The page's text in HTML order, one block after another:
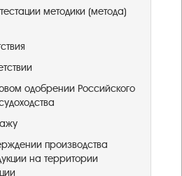
методики (метода)
одобрении Российского
производства
на территории